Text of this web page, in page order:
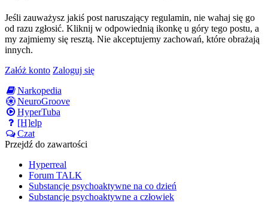
Jeśli zauważysz jakiś post naruszający regulamin, nie wahaj się go
od razu zgłosić. Kliknij w odpowiednią ikonkę u góry tego postu, a
my zajmiemy się resztą. Nie akceptujemy zachowań, które obrażają
innych.
Załóż konto Zaloguj się
Narkopedia
NeuroGroove
HyperTuba
[H]elp
Czat
Przejdź do zawartości
Hyperreal
Forum TALK
Substancje psychoaktywne na co dzień
Substancje psychoaktywne a człowiek